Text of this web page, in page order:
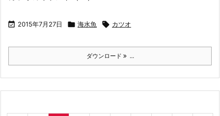
 2015年7月27日  海水魚  カツオ
ダウンロード ...